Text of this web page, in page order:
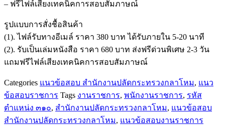
สำนักงาน
ปลัด
กระทรวง
กลาโหม
ชิ้น
– ฟรีไฟล์เสียงเทคนิคการสอบสัมภาษณ์
รูปแบบการสั่งชื้อสินค้า
(1). ไฟล์รับทางอีเมล์ ราคา 380 บาท ได้รับภายใน 5-20 นาที
(2). รับเป็นเล่มหนังสือ ราคา 680 บาท ส่งฟรีด่วนพิเศษ 2-3 วัน
แถมฟรีไฟล์เสียงเทคนิคการสอบสัมภาษณ์
Categories แนวข้อสอบ สำนักงานปลัดกระทรวงกลาโหม, แนว
ข้อสอบราชการ Tags งานราชการ, พนักงานราชการ, รหัส
ตำแหน่ง ๓๑๐, สำนักงานปลัดกระทรวงกลาโหม, แนวข้อสอบ
สำนักงานปลัดกระทรวงกลาโหม, แนวข้อสอบงานราชการ